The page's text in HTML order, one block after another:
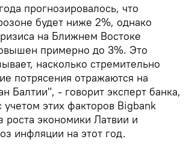
прогнозировалось, что
будет ниже 2%, однако
на Ближнем Востоке
примерно до 3%. Это
насколько стремительно
потрясения отражаются на
Балтии", - говорит эксперт банка,
учетом этих факторов Bigbank
роста экономики Латвии и
инфляции на этот год.